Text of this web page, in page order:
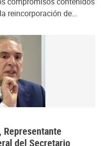
reincorporación de…
del Secretario